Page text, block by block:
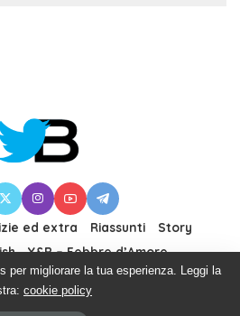
ed extra Riassunti
Story
Y&R – Febbre d’Amore
per migliorare la tua esperienza. Leggi la
cookie policy